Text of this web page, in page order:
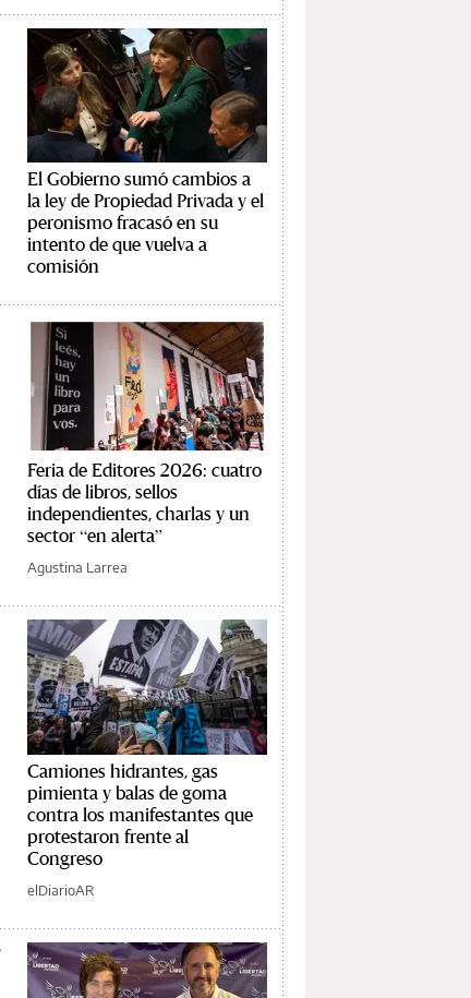
El Gobierno sumó cambios a
la ley de Propiedad Privada y el
peronismo fracasó en su
intento de que vuelva a
comisión
Feria de Editores 2026: cuatro
días de libros, sellos
independientes, charlas y un
sector “en alerta”
Agustina Larrea
Camiones hidrantes, gas
pimienta y balas de goma
contra los manifestantes que
protestaron frente al
Congreso
elDiarioAR